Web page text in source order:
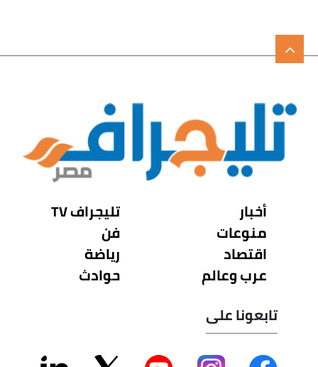
أخبار
منوعات
اقتصاد
عرب وعالم
تليجراف TV
فن
رياضة
حوادث
تابعونا على